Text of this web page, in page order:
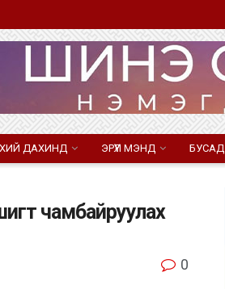
ДАХИНД ЭРҮҮЛ МЭНД БУСАД
чамбайруулах
0